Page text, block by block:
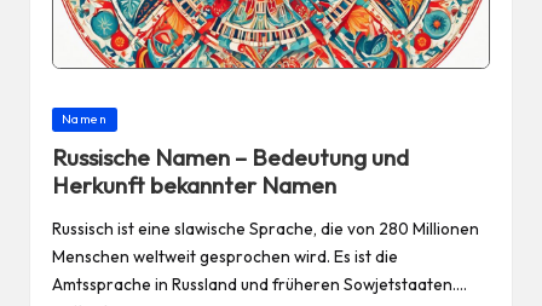
Posted
Namen
Russische Namen – Bedeutung und
Herkunft bekannter Namen
Russisch ist eine slawische Sprache, die von 280 Millionen
Menschen weltweit gesprochen wird. Es ist die
Amtssprache in Russland und früheren Sowjetstaaten.…